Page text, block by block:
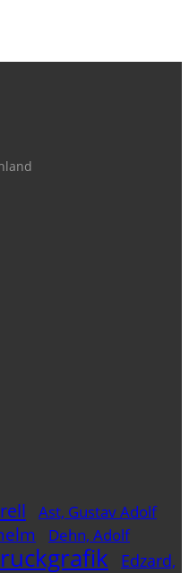
Ast, Gustav Adolf
Dehn, Adolf
Edzard,